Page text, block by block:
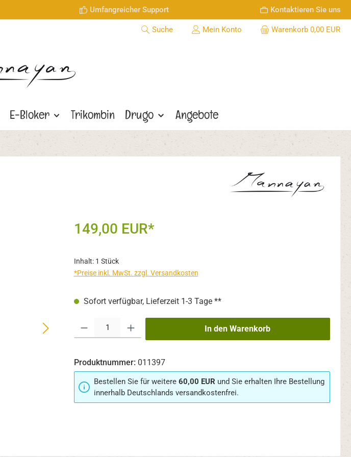
Umfangreicher Support Kontaktieren Sie uns
Suche Mein Konto Warenkorb 0,00 EUR
E-Bloker Trikombin Drugo Angebote
149,00 EUR*
Inhalt: 1 Stück
*Preise inkl. MwSt. zzgl. Versandkosten
Sofort verfügbar, Lieferzeit 1-3 Tage **
In den Warenkorb
Produktnummer: 011397
Bestellen Sie für weitere 60,00 EUR und Sie erhalten Ihre Bestellung
innerhalb Deutschlands versandkostenfrei.